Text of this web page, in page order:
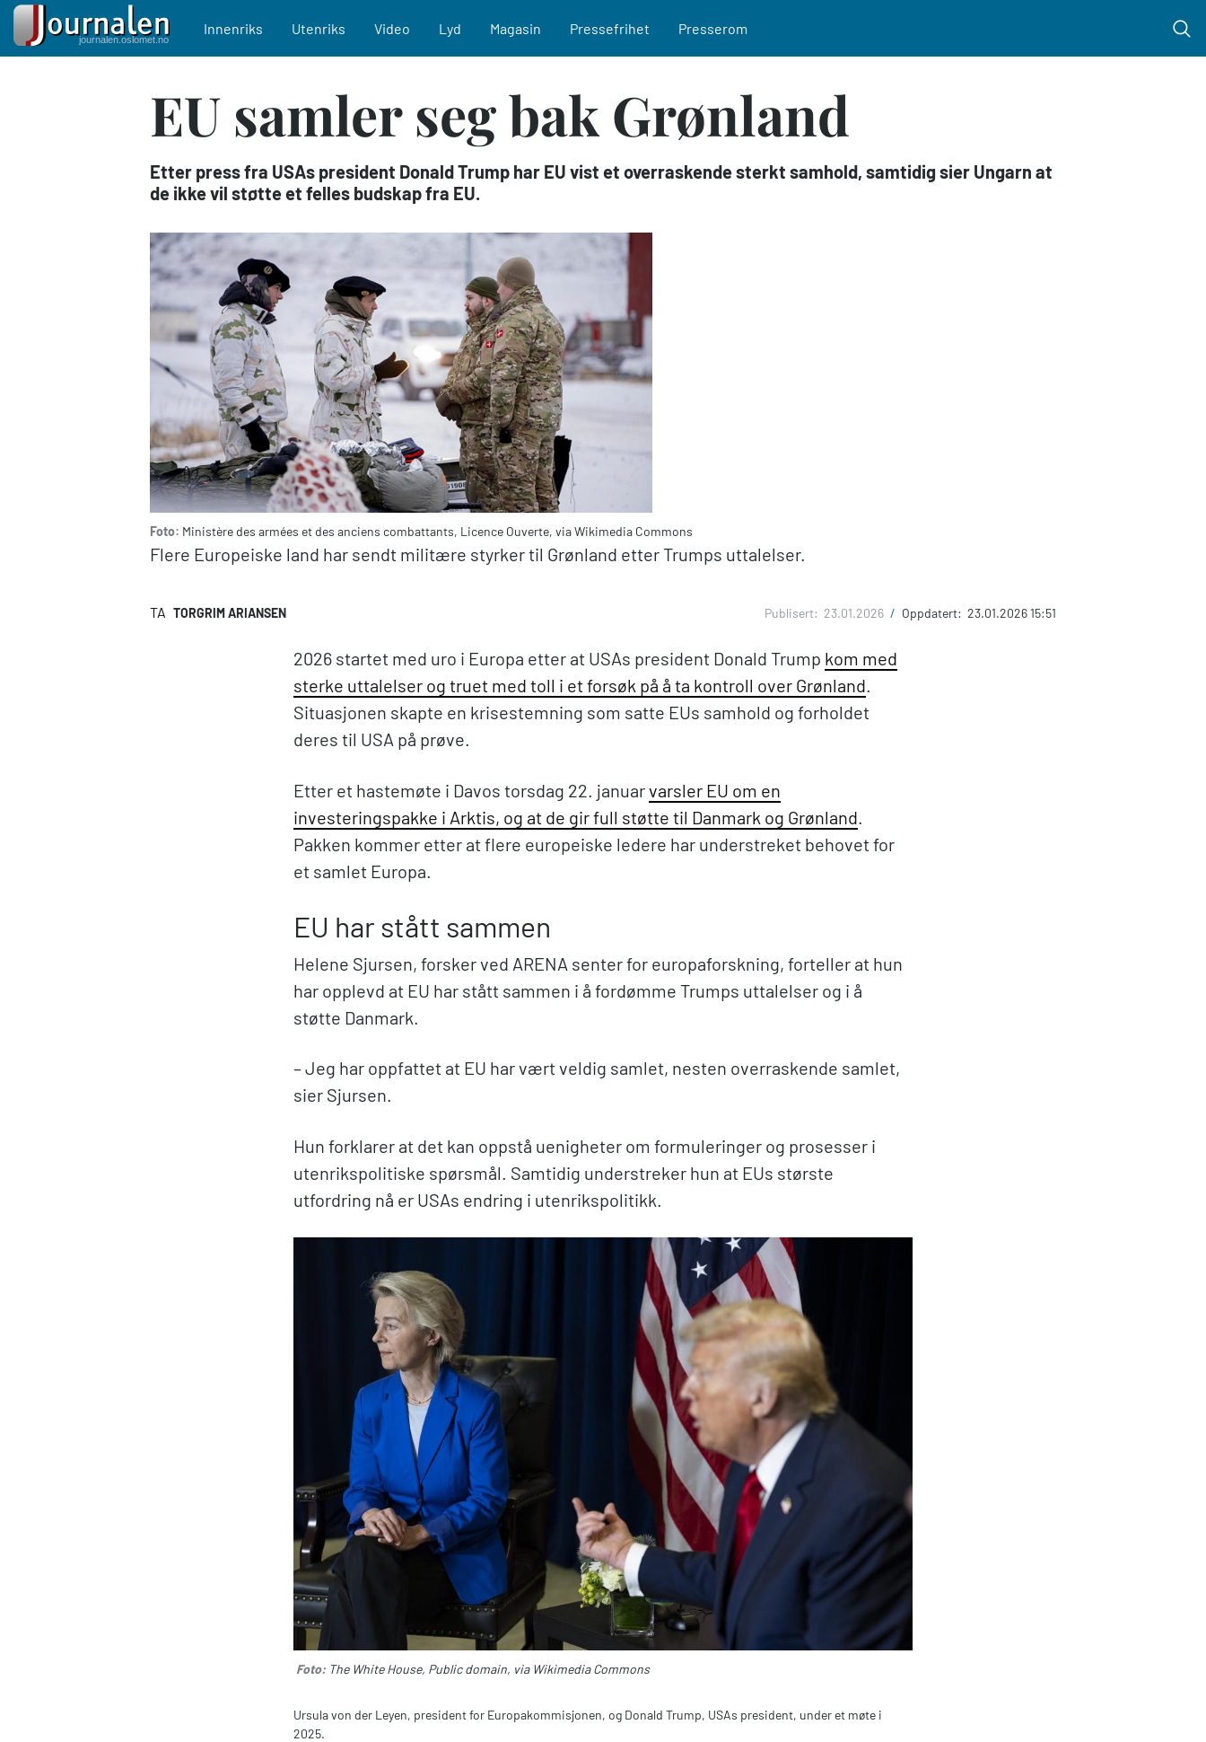
Main navigation
Innenriks Utenriks Video Lyd Magasin Pressefrihet Presserom
EU samler seg bak Grønland
Etter press fra USAs president Donald Trump har EU vist et overraskende sterkt samhold, samtidig sier Ungarn at
de ikke vil støtte et felles budskap fra EU.
Foto: Ministère des armées et des anciens combattants, Licence Ouverte, via Wikimedia Commons
Flere Europeiske land har sendt militære styrker til Grønland etter Trumps uttalelser.
TA TORGRIM ARIANSEN Publisert: 23.01.2026 / Oppdatert: 23.01.2026 15:51
2026 startet med uro i Europa etter at USAs president Donald Trump kom med
sterke uttalelser og truet med toll i et forsøk på å ta kontroll over Grønland.
Situasjonen skapte en krisestemning som satte EUs samhold og forholdet
deres til USA på prøve.
Etter et hastemøte i Davos torsdag 22. januarvarsler EU om en
investeringspakke i Arktis, og at de gir full støtte til Danmark og Grønland
Pakken kommer etter at flere europeiske ledere har understreket behovet for
et samlet Europa.
EU har stått sammen
Helene Sjursen, forsker ved ARENA senter for europaforskning, forteller at hun
har opplevd at EU har stått sammen i å fordømme Trumps uttalelser og i å
støtte Danmark.
– Jeg har oppfattet at EU har vært veldig samlet, nesten overraskende samlet,
sier Sjursen.
Hun forklarer at det kan oppstå uenigheter om formuleringer og prosesser i
utenrikspolitiske spørsmål. Samtidig understreker hun at EUs største
utfordring nå er USAs endring i utenrikspolitikk.
Foto: The White House, Public domain, via Wikimedia Commons
Ursula von der Leyen, president for Europakommisjonen, og Donald Trump, USAs president, under et møte i
2025.